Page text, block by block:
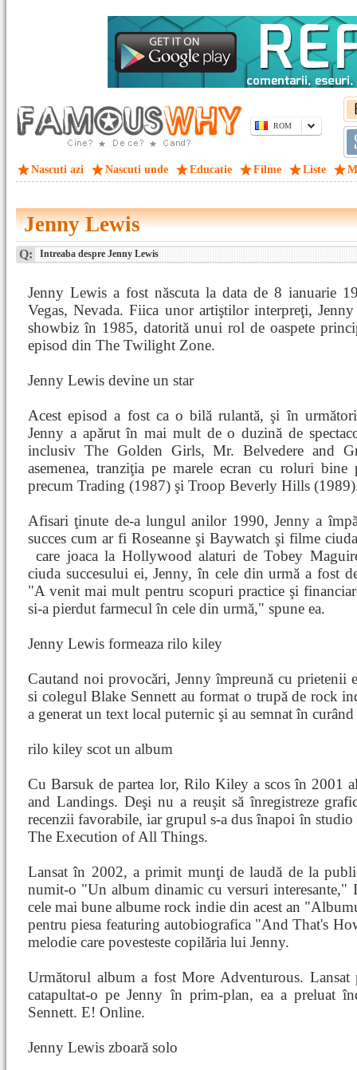
ROM
Nascuti azi Nascuti unde Educatie Filme Liste
Jenny Lewis
Q: Intreaba despre Jenny Lewis
Jenny Lewis a fost născuta la data de 8 ianuarie
Vegas, Nevada. Fiica unor artiştilor interpreţi,
showbiz în 1985, datorită unui rol de oaspete
episod din The Twilight Zone.
Jenny Lewis devine un star
Acest episod a fost ca o bilă rulantă, şi în
Jenny a apărut în mai mult de o duzină de
inclusiv The Golden Girls, Mr. Belvedere and
asemenea, tranziţia pe marele ecran cu roluri
precum Trading (1987) şi Troop Beverly Hills
Afisari ţinute de-a lungul anilor 1990, Jenny a
succes cum ar fi Roseanne şi Baywatch şi filme
care joaca la Hollywood alaturi de Tobey
ciuda succesului ei, Jenny, în cele din urmă a fost
"A venit mai mult pentru scopuri practice şi
si-a pierdut farmecul în cele din urmă," spune ea.
Jenny Lewis formeaza rilo kiley
Cautand noi provocări, Jenny împreună cu prietenii
si colegul Blake Sennett au format o trupă de rock
a generat un text local puternic şi au semnat în
rilo kiley scot un album
Cu Barsuk de partea lor, Rilo Kiley a scos în 2001
and Landings. Deşi nu a reuşit să înregistreze
recenzii favorabile, iar grupul s-a dus înapoi în
The Execution of All Things.
Lansat în 2002, a primit munţi de laudă de la
numit-o "Un album dinamic cu versuri interesante,"
cele mai bune albume rock indie din acest an
pentru piesa featuring autobiografica "And That's
melodie care povesteste copilăria lui Jenny.
Următorul album a fost More Adventurous.
catapultat-o pe Jenny în prim-plan, ea a preluat
Sennett. E! Online.
Jenny Lewis zboară solo